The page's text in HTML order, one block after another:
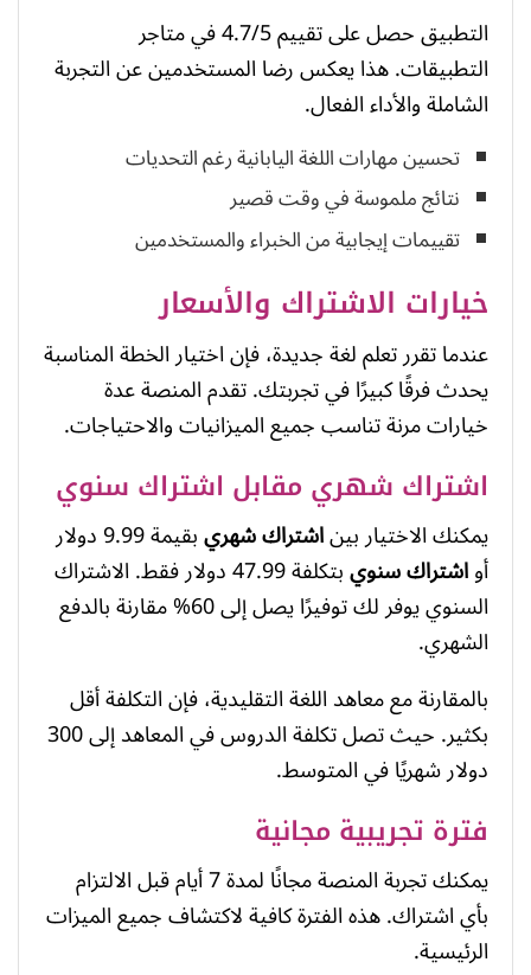
التطبيق حصل على تقييم 4.7/5 في متاجر
التطبيقات. هذا يعكس رضا المستخدمين عن التجربة
الشاملة والأداء الفعال.
تحسين مهارات اللغة اليابانية رغم التحديات
نتائج ملموسة في وقت قصير
تقييمات إيجابية من الخبراء والمستخدمين
خيارات الاشتراك والأسعار
عندما تقرر تعلم لغة جديدة، فإن اختيار الخطة المناسبة
يحدث فرقًا كبيرًا في تجربتك. تقدم المنصة عدة
خيارات مرنة تناسب جميع الميزانيات والاحتياجات.
اشتراك شهري مقابل اشتراك سنوي
يمكنك الاختيار بيناشتراك شهري بقيمة 9.99 دولار
أواشتراك سنوي بتكلفة 47.99 دولار فقط. الاشتراك
السنوي يوفر لك توفيرًا يصل إلى 60% مقارنة بالدفع
الشهري.
بالمقارنة مع معاهد اللغة التقليدية، فإن التكلفة أقل
بكثير. حيث تصل تكلفة الدروس في المعاهد إلى 300
دولار شهريًا في المتوسط.
فترة تجريبية مجانية
يمكنك تجربة المنصة مجانًا لمدة 7 أيام قبل الالتزام
بأي اشتراك. هذه الفترة كافية لاكتشاف جميع الميزات
الرئيسية.